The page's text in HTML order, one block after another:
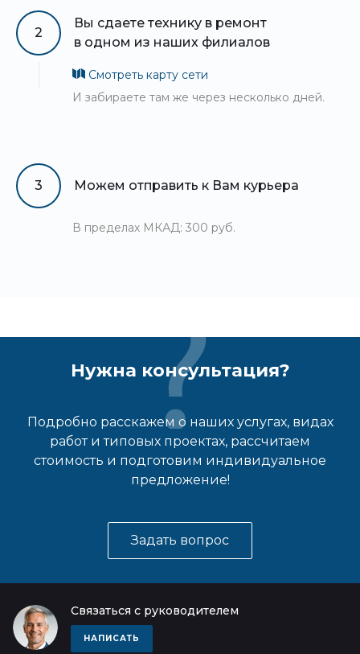
2
Вы сдаете технику в ремонт
в одном из наших филиалов
Смотреть карту сети
И забираете там же через несколько дней.
3 Можем отправить к Вам курьера
В пределах МКАД: 300 руб.
Нужна консультация?
Подробно расскажем о наших услугах, видах
работ и типовых проектах, рассчитаем
стоимость и подготовим индивидуальное
предложение!
Задать вопрос
Связаться с руководителем
НАПИСАТЬ